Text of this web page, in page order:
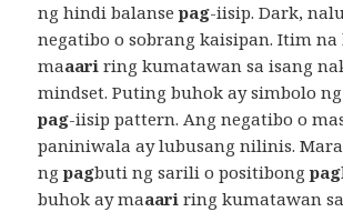
ng hindi balansepag-iisip. Dark,
negatibo o sobrang kaisipan. Itim na
maaari ring kumatawan sa isang
mindset. Puting buhok ay simbolo
pag-iisip pattern. Ang negatibo o
paniniwala ay lubusang nilinis.
ngpagbuti ng sarili o positibongpag
buhok ay maaari ring kumatawan